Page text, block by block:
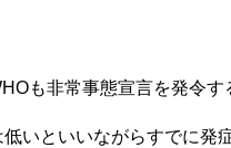
も非常事態宣言を発令す
いといいながらすでに